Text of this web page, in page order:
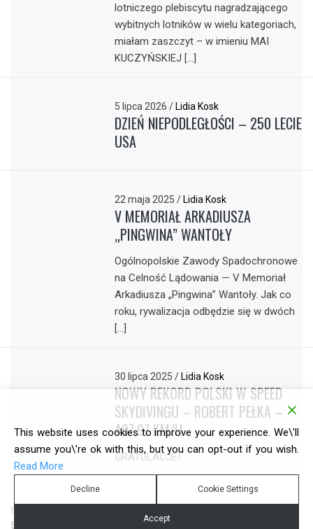
lotniczego plebiscytu nagradzającego
wybitnych lotników w wielu kategoriach,
miałam zaszczyt – w imieniu MAI
KUCZYŃSKIEJ […]
5 lipca 2026/ Lidia Kosk
DZIEŃ NIEPODLEGŁOŚCI – 250 LECIE
USA
22 maja 2025/ Lidia Kosk
V MEMORIAŁ ARKADIUSZA
„PINGWINA” WANTOŁY
Ogólnopolskie Zawody Spadochronowe
na Celność Lądowania — V Memoriał
Arkadiusza „Pingwina” Wantoły. Jak co
roku, rywalizacja odbędzie się w dwóch
[…]
30 lipca 2025/ Lidia Kosk
NOWY REKORD POLSKI W SPEED
SKYDIVINGU – ROBERT PEŁKA –
497,97 KM/H
GRATULACJE!
COPYRIGHT © ALL RIGHTS RESERVED.
STUDIO PIKSEL
This website uses cookies to improve your experience. We\'ll
assume you\'re ok with this, but you can opt-out if you wish.
Read More
Decline Cookie Settings
Accept